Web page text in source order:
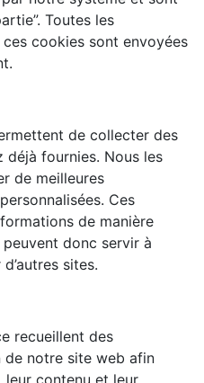
Toutes les
cookies sont envoyées
de collecter des
déjà fournies. Nous les
de meilleures
Ces
de manière
donc servir à
sites.
recueillent des
de notre site web afin
leur contenu et leur